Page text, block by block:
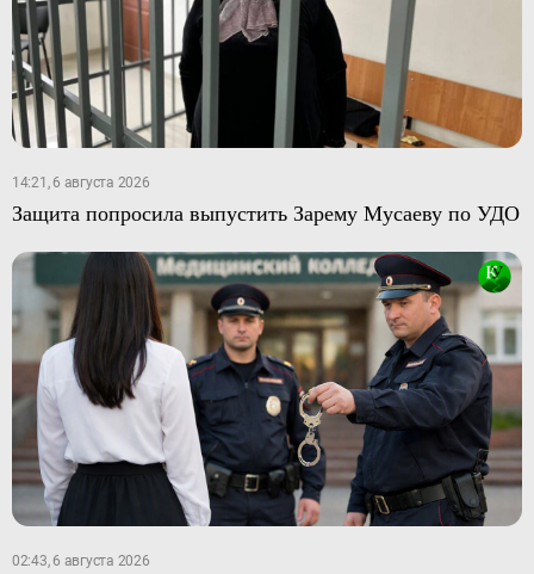
14:21, 6 августа 2026
Защита попросила выпустить Зарему Мусаеву по УДО
02:43, 6 августа 2026